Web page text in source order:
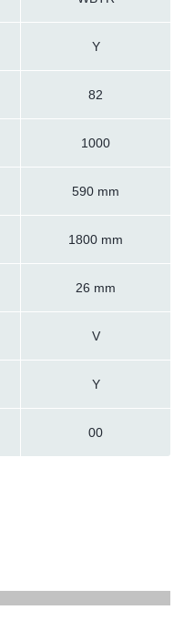
Y
82
1000
590 mm
1800 mm
26 mm
V
Y
00